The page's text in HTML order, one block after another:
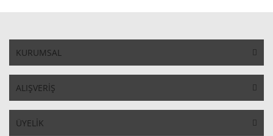
KURUMSAL
ALIŞVERİŞ
ÜYELİK